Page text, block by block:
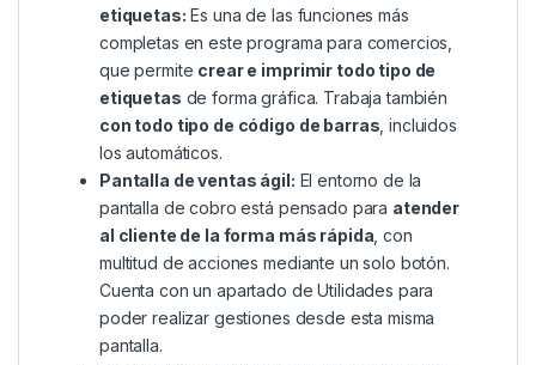
etiquetas: Es una de las funciones más
completas en este programa para comercios,
que permite crear e imprimir todo tipo de
etiquetas de forma gráfica. Trabaja también
con todo tipo de código de barras , incluidos
los automáticos.
Pantalla de ventas ágil: El entorno de la
pantalla de cobro está pensado para atender
al cliente de la forma más rápida , con
multitud de acciones mediante un solo botón.
Cuenta con un apartado de Utilidades para
poder realizar gestiones desde esta misma
pantalla.